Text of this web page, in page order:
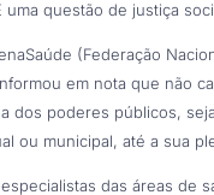
uma questão de justiça
(Federação
em nota que não
dos poderes públicos,
ou municipal, até a sua
das áreas de